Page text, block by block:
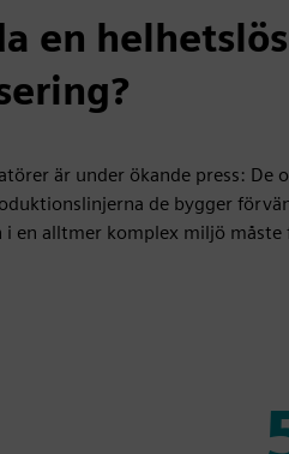
en
är under ökande press:
de bygger
en alltmer komplex miljö